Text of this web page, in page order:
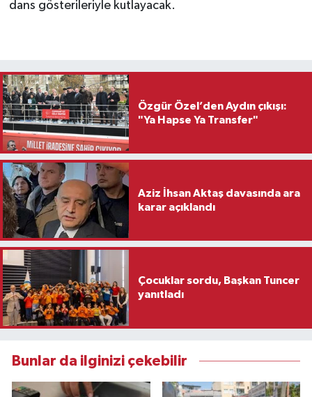
dans gösterileriyle kutlayacak.
Özgür Özel’den Aydın çıkışı:
"Ya Hapse Ya Transfer"
Aziz İhsan Aktaş davasında ara
karar açıklandı
Çocuklar sordu, Başkan Tuncer
yanıtladı
Bunlar da ilginizi çekebilir